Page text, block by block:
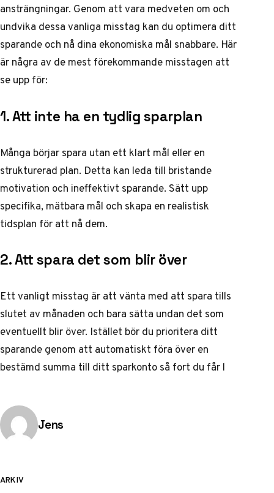
ansträngningar. Genom att vara medveten om och
undvika dessa vanliga misstag kan du optimera ditt
sparande och nå dina ekonomiska mål snabbare. Här
är några av de mest förekommande misstagen att
se upp för:
1. Att inte ha en tydlig sparplan
Många börjar spara utan ett klart mål eller en
strukturerad plan. Detta kan leda till bristande
motivation och ineffektivt sparande. Sätt upp
specifika, mätbara mål och skapa en realistisk
tidsplan för att nå dem.
2. Att spara det som blir över
Ett vanligt misstag är att vänta med att spara tills
slutet av månaden och bara sätta undan det som
eventuellt blir över. Istället bör du prioritera ditt
sparande genom att automatiskt föra över en
bestämd summa till ditt sparkonto så fort du får l
Publicerad av
Jens
ARKIV